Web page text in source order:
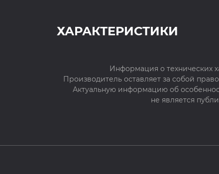
ХАРАКТЕРИСТИКИ
Информация о технических
Производитель оставляет за собой
Актуальную информацию об
не является